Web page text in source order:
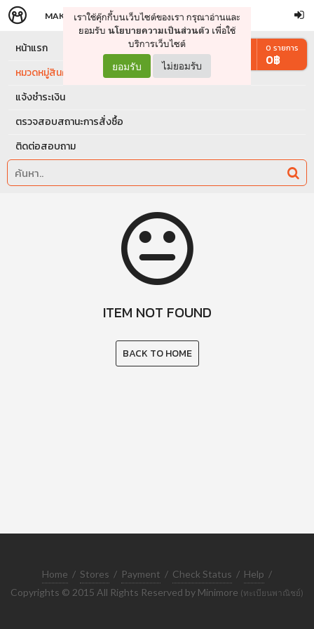
จัดการรถเข็น ดำเนินการต่อ
MAKERS STORE
เราใช้คุ๊กกี้บนเว็บไซต์ของเรา กรุณาอ่านและ
ยอมรับ นโยบายความเป็นส่วนตัว เพื่อใช้
บริการเว็บไซต์
ยอมรับ ไม่ยอมรับ
หน้าแรก
หมวดหมู่สินค้า
แจ้งชำระเงิน
ตรวจสอบสถานะการสั่งซื้อ
ติดต่อสอบถาม
0 รายการ
0฿
ITEM NOT FOUND
BACK TO HOME
Home / Stores / Payment / Check Status / Help /
Copyrights © 2015 All Rights Reserved by Minimore (ทะเบียนพาณิชย์)